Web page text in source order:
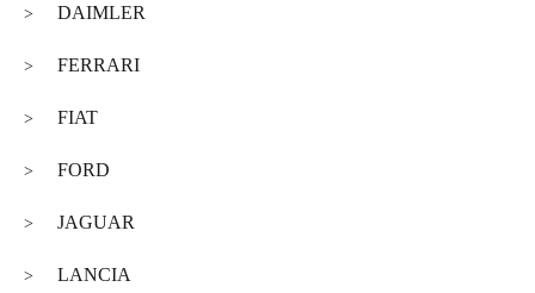
> DAIMLER
> FERRARI
> FIAT
> FORD
> JAGUAR
> LANCIA